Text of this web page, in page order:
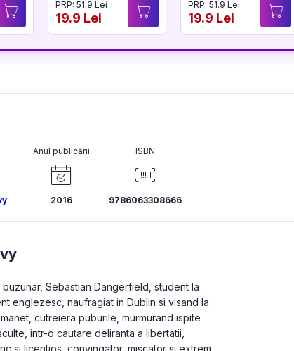
PRP: 51.9 Lei
19.9 Lei
PRP: 51.9 Lei
19.9 Lei
Anul publicării
2016
ISBN
9786063308666
Sebastian Dangerfield, student la
englezesc, naufragiat in Dublin si visand la
cutreiera puburile, murmurand ispite
intr-o cautare deliranta a libertatii,
si licentios, convingator, miscator si extrem